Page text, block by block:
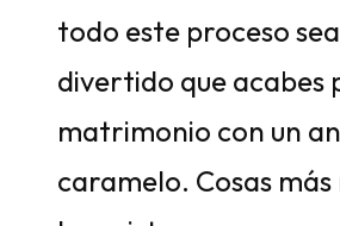
todo este proceso
divertido que acabes
matrimonio con un
caramelo. Cosas más